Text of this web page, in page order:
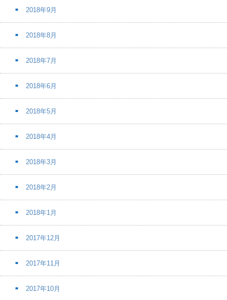
2018年9月
2018年8月
2018年7月
2018年6月
2018年5月
2018年4月
2018年3月
2018年2月
2018年1月
2017年12月
2017年11月
2017年10月